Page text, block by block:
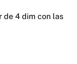
de 4 dim con las